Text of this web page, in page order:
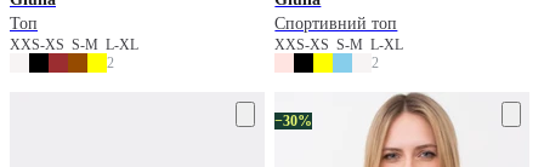
Топ
XXS-XS S-M L-XL
2
Спортивний топ
XXS-XSS-ML-XL
2
−30%